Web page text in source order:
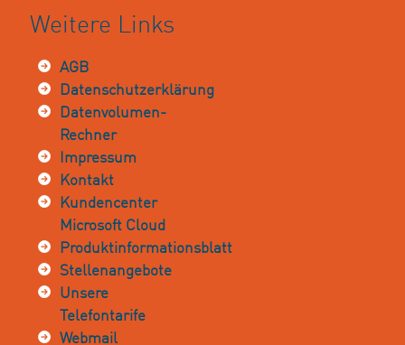
Weitere Links
AGB
Datenschutzerklärung
Datenvolumen-
Rechner
Impressum
Kontakt
Kundencenter
Microsoft Cloud
Produktinformationsblatt
Stellenangebote
Unsere
Telefontarife
Webmail